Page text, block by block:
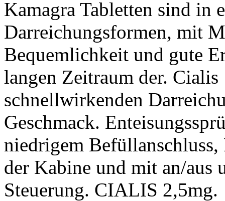
Kamagra Tabletten sind in
Darreichungsformen, mit
Bequemlichkeit und gute
langen Zeitraum der.
schnellwirkenden
Geschmack.
niedrigem
der Kabine und mit an/aus
Steuerung. CIALIS 2,5mg.